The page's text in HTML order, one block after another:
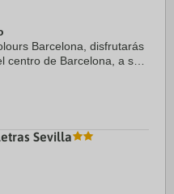
Barcelona, disfrutarás
de Barcelona, a solo
Sevilla